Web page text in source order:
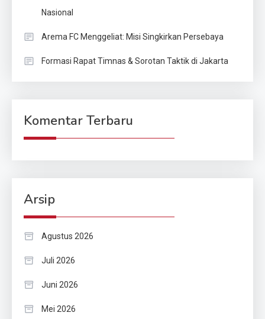
Nasional
Arema FC Menggeliat: Misi Singkirkan Persebaya
Formasi Rapat Timnas & Sorotan Taktik di Jakarta
Komentar Terbaru
Arsip
Agustus 2026
Juli 2026
Juni 2026
Mei 2026